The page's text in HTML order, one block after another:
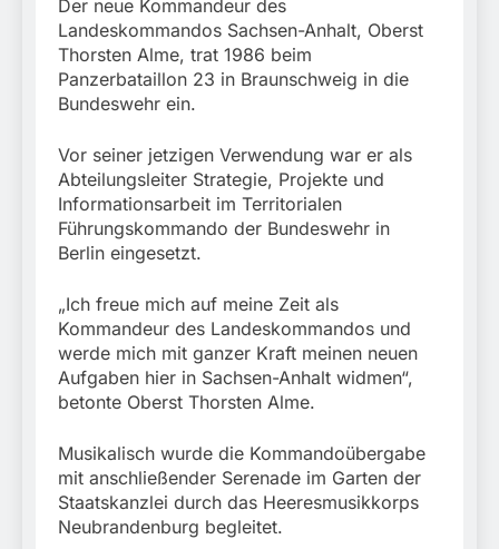
Der neue Kommandeur des
Landeskommandos Sachsen-Anhalt, Oberst
Thorsten Alme, trat 1986 beim
Panzerbataillon 23 in Braunschweig in die
Bundeswehr ein.
Vor seiner jetzigen Verwendung war er als
Abteilungsleiter Strategie, Projekte und
Informationsarbeit im Territorialen
Führungskommando der Bundeswehr in
Berlin eingesetzt.
„Ich freue mich auf meine Zeit als
Kommandeur des Landeskommandos und
werde mich mit ganzer Kraft meinen neuen
Aufgaben hier in Sachsen-Anhalt widmen“,
betonte Oberst Thorsten Alme.
Musikalisch wurde die Kommandoübergabe
mit anschließender Serenade im Garten der
Staatskanzlei durch das Heeresmusikkorps
Neubrandenburg begleitet.